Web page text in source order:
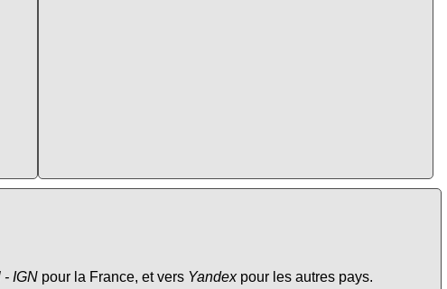
- IGN pour la France, et vers Yandexpour les autres pays.